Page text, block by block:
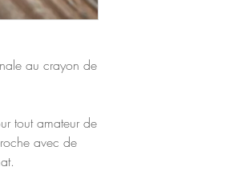
au crayon de
tout amateur de
avec de